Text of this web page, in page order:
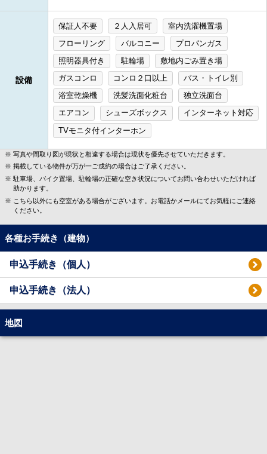
設備
保証人不要 ２人入居可
室内洗濯機置場
フローリング
バルコニー
プロパンガス
照明器具付き
駐輪場
敷地内ごみ置き場
ガスコンロ
コンロ２口以上
バス・トイレ別
浴室乾燥機
洗髪洗面化粧台
独立洗面台
エアコン
シューズボックス
インターネット対応
TVモニタ付インターホン
写真や間取り図が現状と相違する場合は現状を優先させていただきます。
掲載している物件が万が一ご成約の場合はご了承ください。
駐車場、バイク置場、駐輪場の正確な空き状況についてお問い合わせいただければ
助かります。
こちら以外にも空室がある場合がございます。お電話かメールにてお気軽にご連絡
ください。
各種お手続き（建物）
申込手続き（個人）
申込手続き（法人）
地図